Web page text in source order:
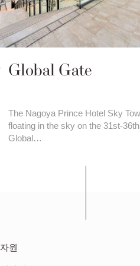
Global Gate
The Nagoya Prince Hotel Sky Tower is like a ship
floating in the sky on the 31st-36th floors of
Global…
자원